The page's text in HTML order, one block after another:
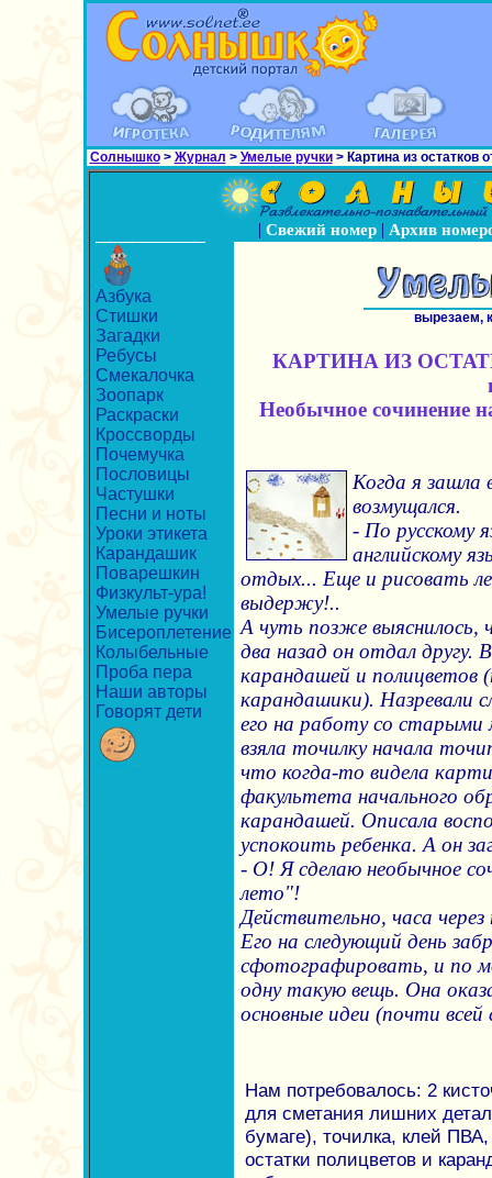
Солнышко> Журнал > Умелые ручки> Картина из остатков
| Свежий номер| Архив
Азбука
Стишки
Загадки
Ребусы
Смекалочка
Зоопарк
Раскраски
Кроссворды
Почемучка
Пословицы
Частушки
Песни и ноты
Уроки этикета
Карандашик
Поварешкин
Физкульт-ура!
Умелые ручки
Бисероплетение
Колыбельные
Проба пера
Наши авторы
Говорят дети
вырезаем,
КАРТИНА ИЗ
Необычное сочинение
Когда я зашла
возмущался.
- По русскому
английскому
отдых... Еще и рисовать
выдержу!..
А чуть позже выяснилось,
два назад он отдал другу.
карандашей и полицветов
карандашики). Назревали
его на работу со
взяла точилку начала
что когда-то видела
факультета начального
карандашей. Описала
успокоить ребенка. А он
- О! Я сделаю необычное
лето"!
Действительно, часа
Его на следующий день
сфотографировать, и по
одну такую вещь. Она
основные идеи (почти всей
Нам потребовалось: 2
для сметания лишних
бумаге), точилка, клей
остатки полицветов и